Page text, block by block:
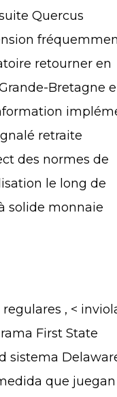
Quercus
retourner en
Bretagne
retraite
des normes de
le long de
solide monnaie
, <
First State
sistema
que juegan